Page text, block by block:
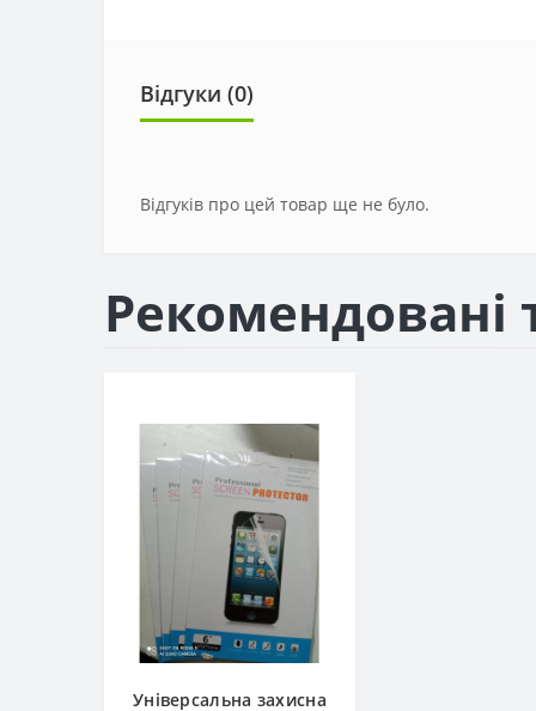
Відгуки (0)
Відгуків про цей товар ще не було.
Рекомендовані
Універсальна захисна